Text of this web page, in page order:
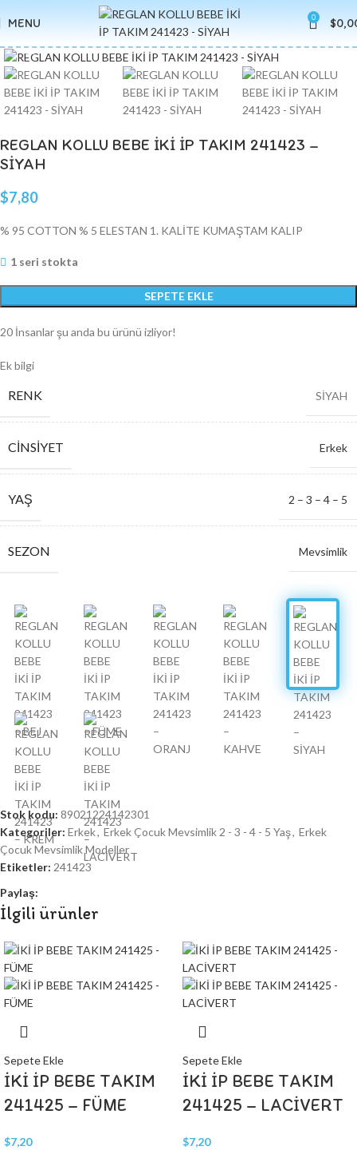
MENU 0 $
Click to enlarge
REGLAN KOLLU BEBE İKİ İP TAKIM 241423 –
SİYAH
$7,80
% 95 COTTON % 5 ELESTAN 1. KALİTE KUMAŞTAM KALIP
1 seri stokta
SEPETE EKLE
20 İnsanlar şu anda bu ürünü izliyor!
Ek bilgi
RENK SİYAH
CINSIYET Erkek
YAŞ 2 – 3 – 4 – 5
SEZON Mevsimlik
SERI ADETI
Stok kodu: 89021224142301
Kategoriler: Erkek, Erkek Çocuk Mevsimlik 2 - 3 - 4 - 5 Yaş, Erkek
Çocuk Mevsimlik Modeller
Etiketler: 241423
Paylaş:
İlgili ürünler
Sepete Ekle
İKİ İP BEBE TAKIM
241425 – FÜME
$7,20
Sepete Ekle
İKİ İP BEBE TAKIM
241425 – LACİVERT
$7,20